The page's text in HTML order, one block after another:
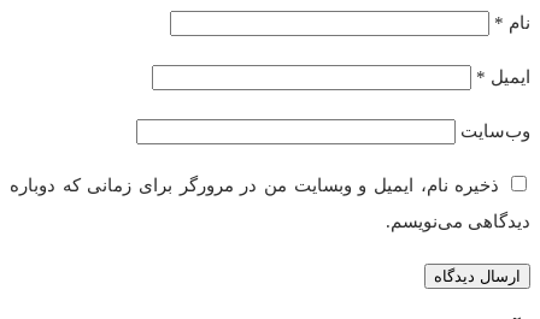
*
*
ذخیره نام، ایمیل و وبسایت من در مرورگر برای زمانی که دوباره
می‌نویسم.